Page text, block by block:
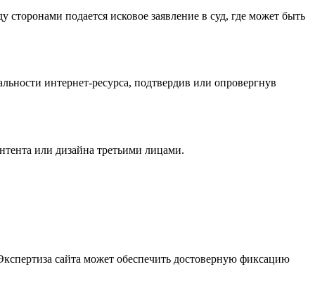
сторонами подается исковое заявление в суд, где может быть
интернет-ресурса, подтвердив или опровергнув
или дизайна третьими лицами.
сайта может обеспечить достоверную фиксацию